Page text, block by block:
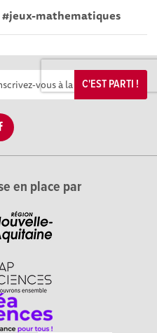
#jeux-mathematiques
C'EST PARTI !
en place par